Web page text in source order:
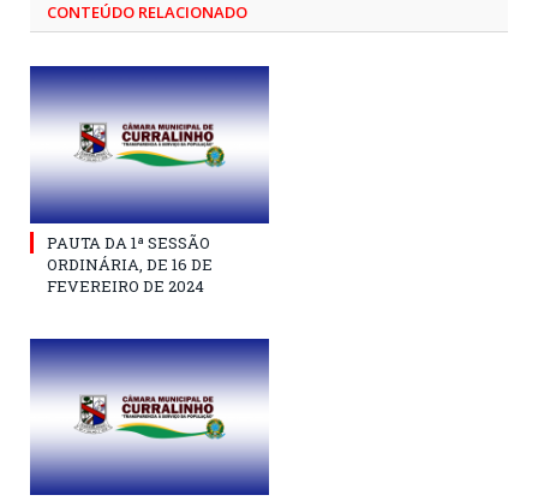
CONTEÚDO RELACIONADO
PAUTA DA 1ª SESSÃO
ORDINÁRIA, DE 16 DE
FEVEREIRO DE 2024